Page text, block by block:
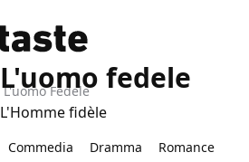
L'uomo Fedele
L'uomo fedele
L'Homme fidèle
Commedia Dramma
Romance